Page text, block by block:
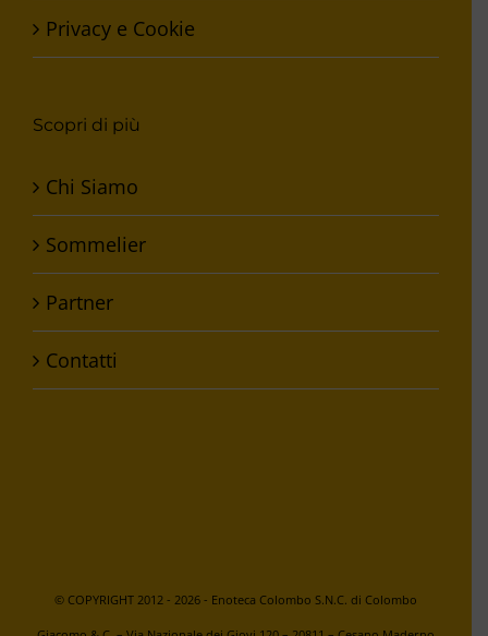
Privacy e Cookie
Scopri di più
Chi Siamo
Sommelier
Partner
Contatti
© COPYRIGHT 2012 - 2026 - Enoteca Colombo S.N.C. di Colombo